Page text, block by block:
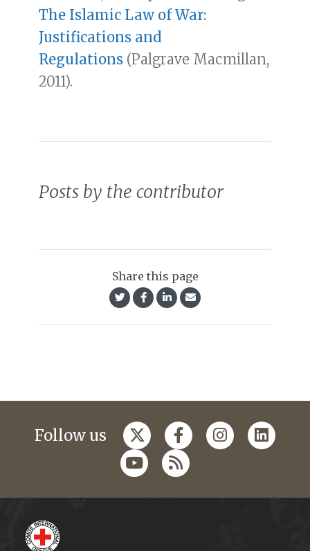
The Islamic Law of War:
Justifications and
Regulations (Palgrave Macmillan,
2011).
Posts by the contributor
Share this page
Follow us